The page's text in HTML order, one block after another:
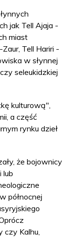
jak Tell Ajaja -
miast
Tell Hariri -
w słynnej
seleukidzkiej
kulturową",
a część
rynku dzieł
że bojownicy
lub
północnej
Kalhu,